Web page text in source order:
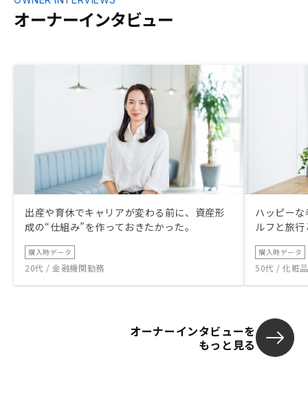
オーナーインタビュー
出産や育休でキャリアが変わる前に、資産形
成の“仕組み”を作っておきたかった。
購入時データ
20代 / 金融機関勤務
ハッピー
ルフと旅
購入時データ
50代 / 化粧
オーナーインタビューを
もっと見る